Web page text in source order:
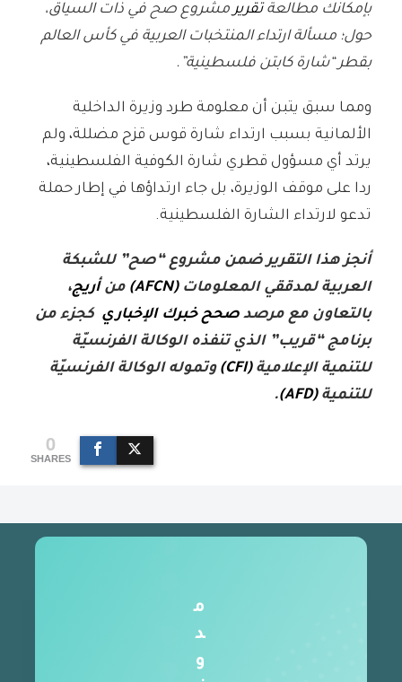
بإمكانك مطالعةتقرير مشروع صح في ذات السياق،
حول؛ مسألة ارتداء المنتخبات العربية في كأس العالم
بقطر “شارة كابتن فلسطينية”.
ومما سبق يتبن أن معلومة طرد وزيرة الداخلية
الألمانية بسبب ارتداء شارة قوس قزح مضللة، ولم
يرتد أي مسؤول قطري شارة الكوفية الفلسطينية،
ردا على موقف الوزيرة، بل جاء ارتداؤها في إطار حملة
تدعو لارتداء الشارة الفلسطينية.
أنجز هذا التقرير ضمن مشروع “صح” للشبكة
العربية لمدققي المعلومات(AFCN) منأريج،
بالتعاون مع مرصد صحح خبرك الإخباري كجزء من
برنامج “قريب” الذي تنفذه الوكالة الفرنسيّة
للتنمية الإعلامية(CFI)
وتموله الوكالة الفرنسيّة
للتنمية(AFD)
.
0
SHARES
م
د
و